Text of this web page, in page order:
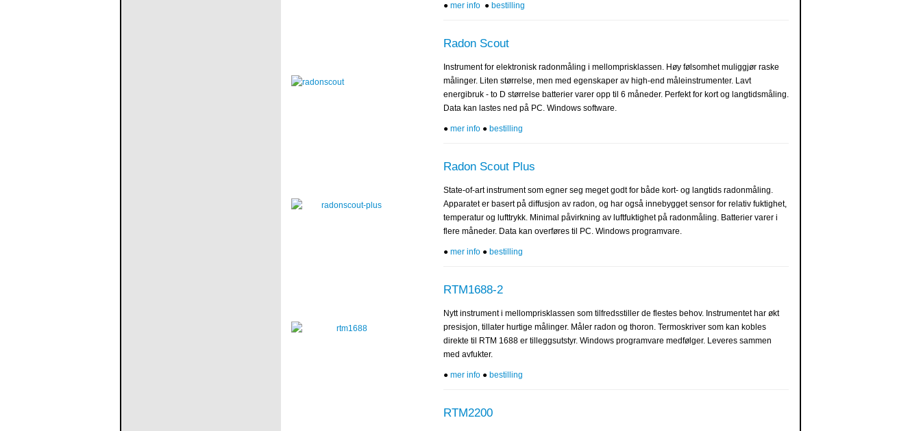
●mer info ● bestilling
Radon Scout
Instrument for elektronisk radonmåling i mellomprisklassen. Høy følsomhet muliggjør raske
målinger. Liten størrelse, men med egenskaper av high-end måleinstrumenter. Lavt
energibruk - to D størrelse batterier varer opp til 6 måneder. Perfekt for kort og langtidsmåling.
Data kan lastes ned på PC. Windows software.
●mer info ● bestilling
Radon Scout Plus
State-of-art instrument som egner seg meget godt for både kort- og langtids radonmåling.
Apparatet er basert på diffusjon av radon, og har også innebygget sensor for relativ fuktighet,
temperatur og lufttrykk. Minimal påvirkning av luftfuktighet på radonmåling. Batterier varer i
flere måneder. Data kan overføres til PC. Windows programvare.
●mer info ● bestilling
RTM1688-2
Nytt instrument i mellomprisklassen som tilfredsstiller de flestes behov. Instrumentet har økt
presisjon, tillater hurtige målinger. Måler radon og thoron. Termoskriver som kan kobles
direkte til RTM 1688 er tilleggsutstyr. Windows programvare medfølger. Leveres sammen
med avfukter.
●mer info ● bestilling
RTM2200